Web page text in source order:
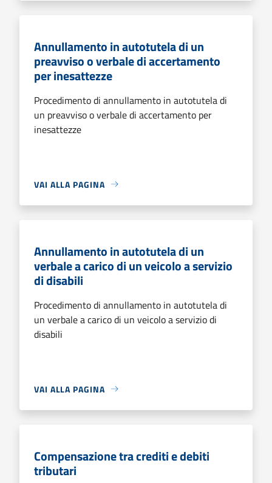
Annullamento in autotutela di un
preavviso o verbale di accertamento
per inesattezze
Procedimento di annullamento in autotutela di
un preavviso o verbale di accertamento per
inesattezze
VAI ALLA PAGINA
Annullamento in autotutela di un
verbale a carico di un veicolo a servizio
di disabili
Procedimento di annullamento in autotutela di
un verbale a carico di un veicolo a servizio di
disabili
VAI ALLA PAGINA
Compensazione tra crediti e debiti
tributari